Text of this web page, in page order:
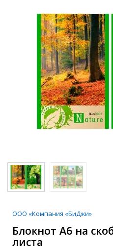
ООО «Компания «БиДжи»
Блокнот A6 на
листа